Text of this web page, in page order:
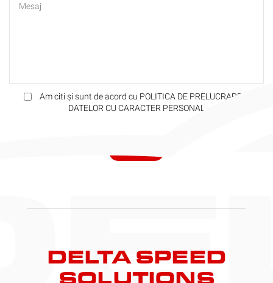
Am citi și sunt de acord cu POLITICA DE PRELUCRARE A
DATELOR CU CARACTER PERSONAL
DELTA SPEED
SOLUTIONS